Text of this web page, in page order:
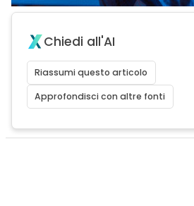
Chiedi all'AI
Riassumi questo articolo
Approfondisci con altre fonti